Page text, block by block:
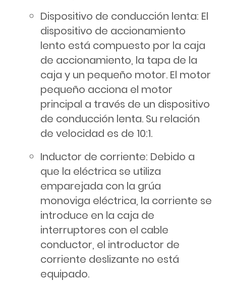
Dispositivo de conducción lenta: El
dispositivo de accionamiento
lento está compuesto por la caja
de accionamiento, la tapa de la
caja y un pequeño motor. El motor
pequeño acciona el motor
principal a través de un dispositivo
de conducción lenta. Su relación
de velocidad es de 10:1.
Inductor de corriente: Debido a
que la eléctrica se utiliza
emparejada con la grúa
monoviga eléctrica, la corriente se
introduce en la caja de
interruptores con el cable
conductor, el introductor de
corriente deslizante no está
equipado.